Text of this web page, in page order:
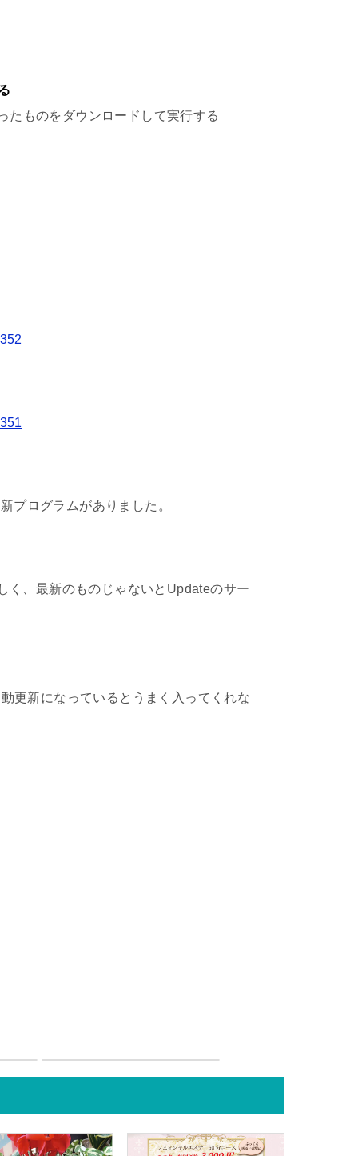
ものをダウンロードして実行する
プログラムがありました。
く、最新のものじゃないとUpdateのサー
更新になっているとうまく入ってくれな